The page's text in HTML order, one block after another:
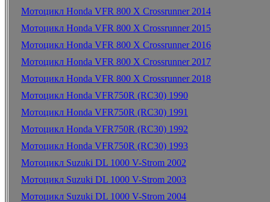
Мотоцикл Honda VFR 800 X Crossrunner 2014
Мотоцикл Honda VFR 800 X Crossrunner 2015
Мотоцикл Honda VFR 800 X Crossrunner 2016
Мотоцикл Honda VFR 800 X Crossrunner 2017
Мотоцикл Honda VFR 800 X Crossrunner 2018
Мотоцикл Honda VFR750R (RC30) 1990
Мотоцикл Honda VFR750R (RC30) 1991
Мотоцикл Honda VFR750R (RC30) 1992
Мотоцикл Honda VFR750R (RC30) 1993
Мотоцикл Suzuki DL 1000 V-Strom 2002
Мотоцикл Suzuki DL 1000 V-Strom 2003
Мотоцикл Suzuki DL 1000 V-Strom 2004